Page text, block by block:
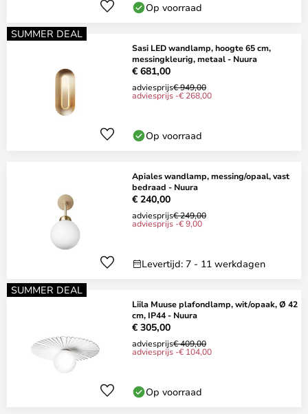
Op voorraad
SUMMER DEAL
Sasi LED wandlamp, hoogte 65 cm,
messingkleurig, metaal - Nuura
€ 681,00
adviesprijs€ 949,00
adviesprijs -€ 268,00
Op voorraad
Apiales wandlamp, messing/opaal, vast
bedraad - Nuura
€ 240,00
adviesprijs€ 249,00
adviesprijs -€ 9,00
Levertijd: 7 - 11 werkdagen
SUMMER DEAL
Liila Muuse plafondlamp, wit/opaak, Ø 42
cm, IP44 - Nuura
€ 305,00
adviesprijs€ 409,00
adviesprijs -€ 104,00
Op voorraad